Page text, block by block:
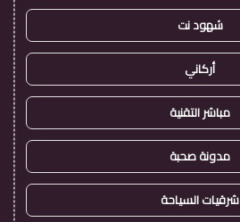
شهود نت
أركاني
مباشر التقنية
مدونة صحبة
شرقيات السياحة